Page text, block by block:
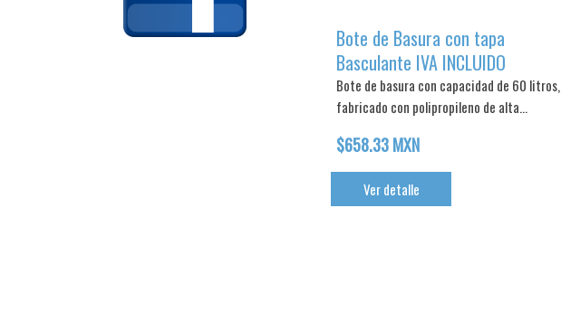
Bote de Basura con tapa
Basculante IVA INCLUIDO
Bote de basura con capacidad de 60 litros,
fabricado con polipropileno de alta...
$658.33 MXN
Ver detalle